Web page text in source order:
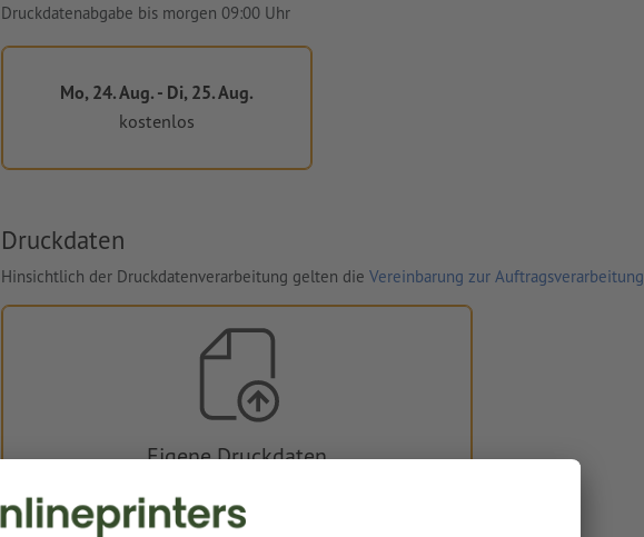
Druckdatenabgabe bis morgen 09:00 Uhr
Mo, 24. Aug. - Di, 25. Aug.
kostenlos
Druckdaten
Hinsichtlich der Druckdatenverarbeitung gelten die Vereinbarung zur Auftragsverarbeitung
Eigene Druckdaten
Sie können Ihre Druckdaten vor oder nach dem Kauf